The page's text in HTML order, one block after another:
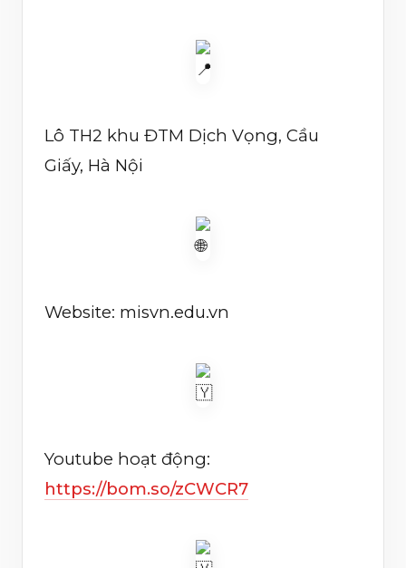
Lô TH2 khu ĐTM Dịch Vọng, Cầu
Giấy, Hà Nội
Website: misvn.edu.vn
Youtube hoạt động:
https://bom.so/zCWCR7